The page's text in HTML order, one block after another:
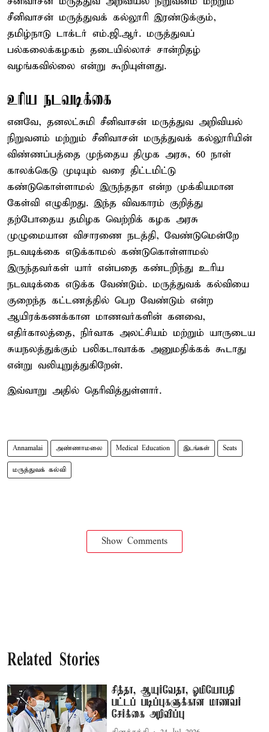
சீனிவாசன் மருத்துவக் கல்லூரி இரண்டுக்கும்,
தமிழ்நாடு டாக்டர் எம்.ஜி.ஆர். மருத்துவப்
பல்கலைக்கழகம் தடையில்லாச் சான்றிதழ்
வழங்கவில்லை என்று கூறியுள்ளது.
உரிய நடவடிக்கை
எனவே, தனலட்சுமி சீனிவாசன் மருத்துவ அறிவியல்
நிறுவனம் மற்றும் சீனிவாசன் மருத்துவக் கல்லூரியின்
விண்ணப்பத்தை முந்தைய திமுக அரசு, 60 நாள்
காலக்கெடு முடியும் வரை திட்டமிட்டு
கண்டுகொள்ளாமல் இருந்ததா என்ற முக்கியமான
கேள்வி எழுகிறது. இந்த விவகாரம் குறித்து
தற்போதைய தமிழக வெற்றிக் கழக அரசு
முழுமையான விசாரணை நடத்தி, வேண்டுமென்றே
நடவடிக்கை எடுக்காமல் கண்டுகொள்ளாமல்
இருந்தவர்கள் யார் என்பதை கண்டறிந்து உரிய
நடவடிக்கை எடுக்க வேண்டும். மருத்துவக் கல்வியை
குறைந்த கட்டணத்தில் பெற வேண்டும் என்ற
ஆயிரக்கணக்கான மாணவர்களின் கனவை,
எதிர்காலத்தை, நிர்வாக அலட்சியம் மற்றும் யாருடைய
சுயநலத்துக்கும் பலிகடாவாக்க அனுமதிக்கக் கூடாது
என்று வலியுறுத்துகிறேன்.
இவ்வாறு அதில் தெரிவித்துள்ளார்.
Annamalai அண்ணாமலை Medical Education இடங்கள் Seats
மருத்துவக் கல்வி
Show Comments
Related Stories
சித்தா, ஆயுர்வேதா, ஓமியோபதி
பட்டப் படிப்புகளுக்கான மாணவர்
சேர்க்கை அறிவிப்பு